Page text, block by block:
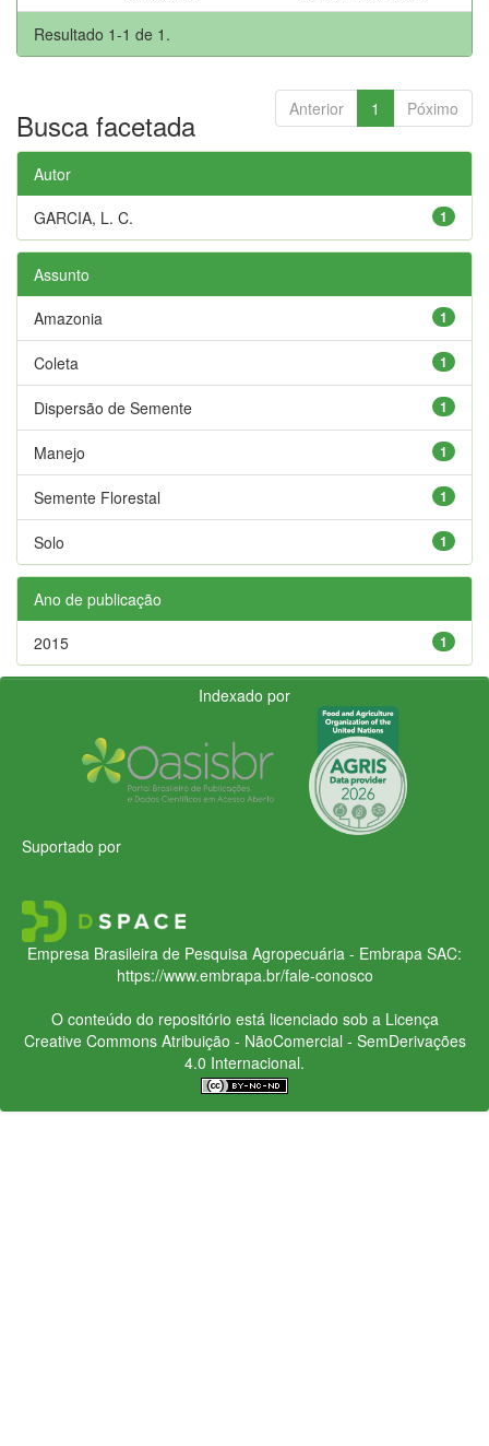
Resultado 1-1 de 1.
Anterior 1 Póximo
Busca facetada
Autor
1
GARCIA, L. C.
Assunto
1
Amazonia
1
Coleta
1
Dispersão de Semente
1
Manejo
1
Semente Florestal
1
Solo
Ano de publicação
1
2015
Indexado por
Suportado por
Empresa Brasileira de Pesquisa Agropecuária - Embrapa SAC:
https://www.embrapa.br/fale-conosco
O conteúdo do repositório está licenciado sob a Licença
Creative CommonsAtribuição - NãoComercial - SemDerivações
4.0 Internacional.